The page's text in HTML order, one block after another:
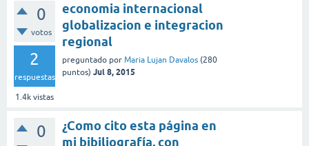
0
votos
2
respuestas
1.4k vistas
economia internacional
globalizacion e integracion
regional
preguntado por Maria Lujan Davalos (280
puntos) Jul 8, 2015
0
¿Como cito esta página en
mi bibiliografía, con